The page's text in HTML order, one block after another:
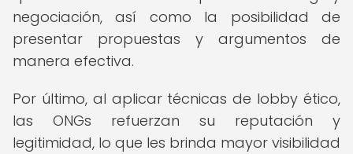
negociación, así como la posibilidad de
presentar propuestas y argumentos de
manera efectiva.
Por último, al aplicar técnicas de lobby ético,
las ONGs refuerzan su reputación y
legitimidad, lo que les brinda mayor visibilidad